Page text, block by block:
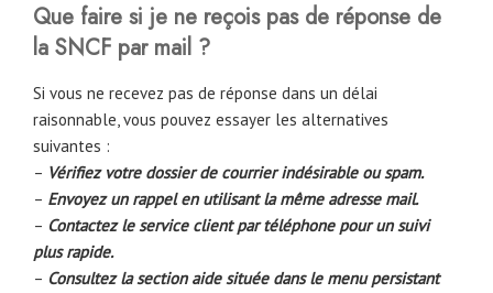
Que faire si je ne reçois pas de réponse de
la SNCF par mail ?
Si vous ne recevez pas de réponse dans un délai
raisonnable, vous pouvez essayer les alternatives
suivantes :
– Vérifiez votre dossier de courrier indésirable ou spam.
– Envoyez un rappel en utilisant la même adresse mail.
– Contactez le service client par téléphone pour un suivi
plus rapide.
– Consultez la section aide située dans le menu persistant